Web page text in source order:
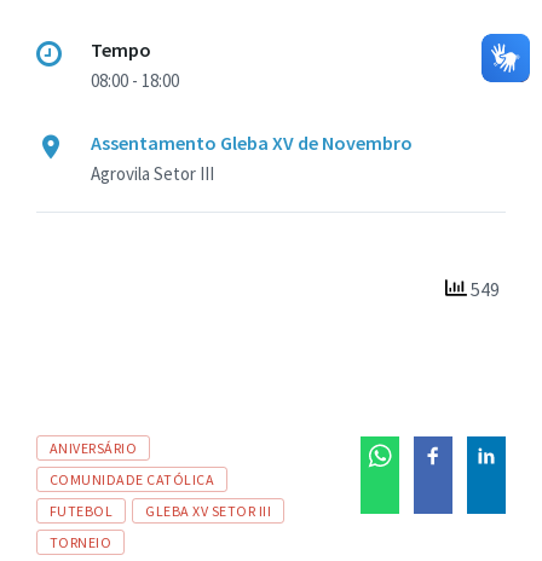
Tempo
08:00 - 18:00
Assentamento Gleba XV de Novembro
Agrovila Setor III
549
Tags
ANIVERSÁRIO
COMUNIDADE CATÓLICA
FUTEBOL
GLEBA XV SETOR III
TORNEIO